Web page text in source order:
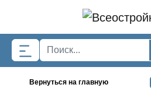
Вернуться на главную